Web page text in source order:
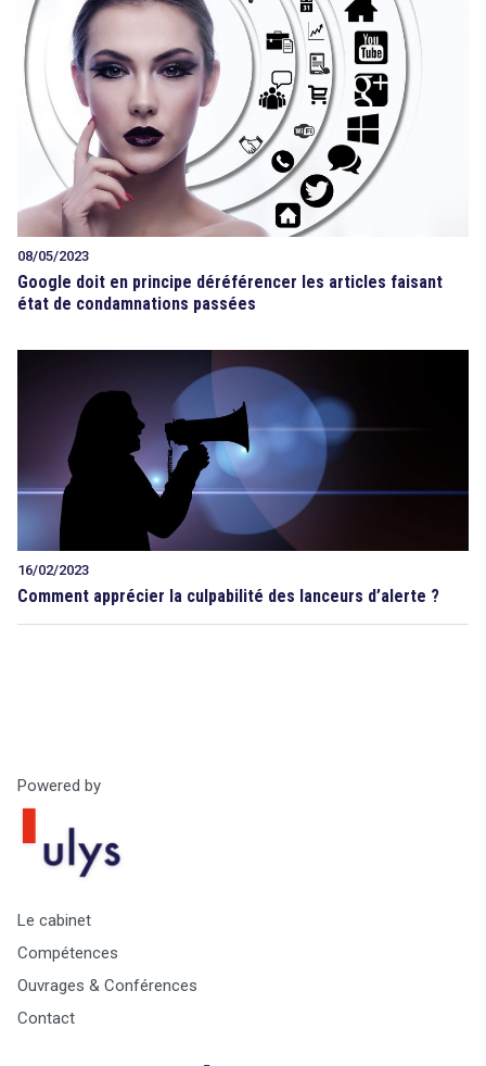
08/05/2023
Google doit en principe déréférencer les articles faisant
état de condamnations passées
16/02/2023
Comment apprécier la culpabilité des lanceurs d’alerte ?
Powered by
Le cabinet
Compétences
Ouvrages & Conférences
Contact